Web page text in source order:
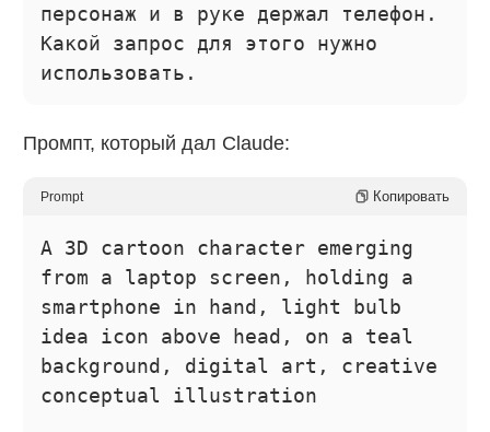
персонаж и в руке держал телефон.
Какой запрос для этого нужно
использовать.
Промпт, который дал Claude:
Prompt Копировать
A 3D cartoon character emerging
from a laptop screen, holding a
smartphone in hand, light bulb
idea icon above head, on a teal
background, digital art, creative
conceptual illustration